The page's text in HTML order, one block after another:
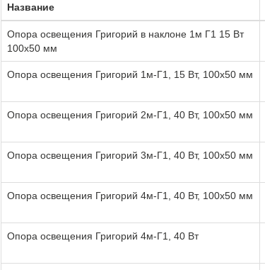
Название
Опора освещения Григорий в наклоне 1м Г1 15 Вт
100х50 мм
Опора освещения Григорий 1м-Г1, 15 Вт, 100х50 мм
Опора освещения Григорий 2м-Г1, 40 Вт, 100х50 мм
Опора освещения Григорий 3м-Г1, 40 Вт, 100х50 мм
Опора освещения Григорий 4м-Г1, 40 Вт, 100х50 мм
Опора освещения Григорий 4м-Г1, 40 Вт